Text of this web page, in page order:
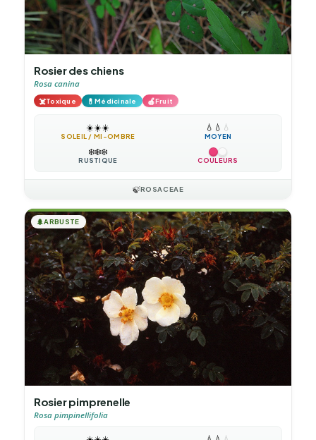
Rosier des chiens
Rosa canina
☠️Toxique 💊Médicinale 🍎Fruit
☀️☀️☀️
SOLEIL / MI-OMBRE
💧 💧 💧
MOYEN
❄️❄️❄️
RUSTIQUE COULEURS
🍃ROSACEAE
🌲ARBUSTE
Rosier pimprenelle
Rosa pimpinellifolia